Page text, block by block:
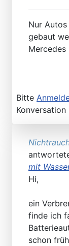
Nur
gebaut
Mercedes
Bitte
mit
Hi,
ein
finde ich
schon